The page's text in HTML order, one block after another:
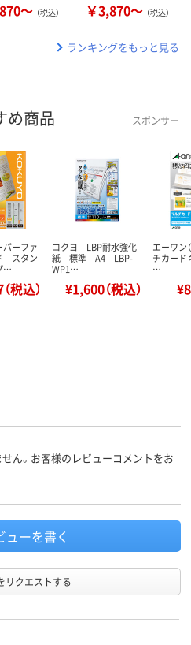
～ （税込） ￥3,870～ （税込）
ランキングをもっと見る
め商品 スポンサー
ーファ
スタン
…
税込）
コクヨ LBP耐水強化
紙 標準 A4 LBP-
WP1…
¥1,600（税込）
エーワン
チカード
…
ん。お客様のレビューコメントをお
ューを書く
リクエストする